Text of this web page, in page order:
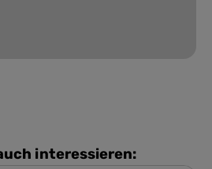
interessieren: